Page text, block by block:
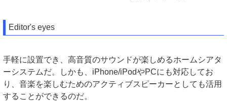
Editor's eyes
手軽に設置でき、高音質のサウンドが楽しめるホームシアタ
ーシステムだ。しかも、iPhone/iPodやPCにも対応してお
り、音楽を楽しむためのアクティブスピーカーとしても活用
することができるのだ。